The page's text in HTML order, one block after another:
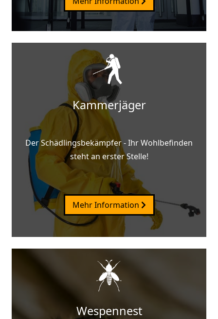
Kammerjäger
Der Schädlingsbekämpfer - Ihr Wohlbefinden
steht an erster Stelle!
Mehr Information
Wespennest